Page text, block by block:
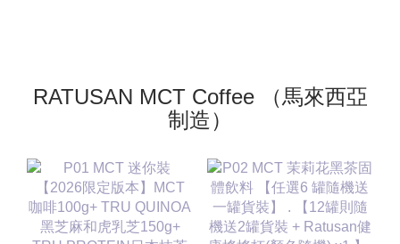
RATUSAN MCT Coffee （馬來西亞
制造）